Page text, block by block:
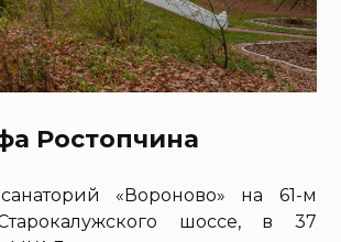
Ростопчина
«Вороново» на 61-м
шоссе, в 37